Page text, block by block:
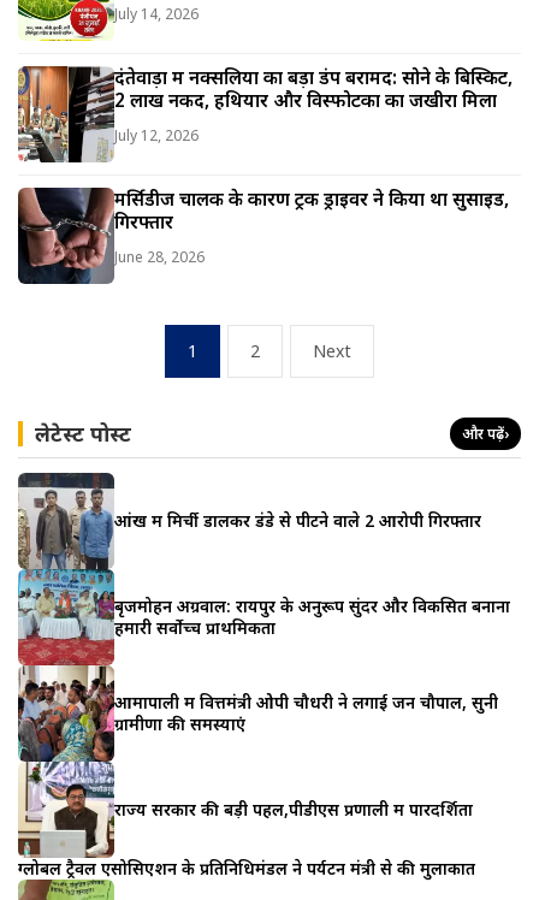
July 14, 2026
दंतेवाड़ा में नक्सलियों का बड़ा डंप बरामद: सोने के बिस्किट,
2 लाख नकद, हथियार और विस्फोटकों का जखीरा मिला
July 12, 2026
मर्सिडीज चालक के कारण ट्रक ड्राइवर ने किया था सुसाइड,
गिरफ्तार
June 28, 2026
pagination
1 2 Next
लेटेस्ट पोस्ट और पढ़ें›
आंख में मिर्ची डालकर डंडे से पीटने वाले 2 आरोपी गिरफ्तार
बृजमोहन अग्रवाल: रायपुर के अनुरूप सुंदर और विकसित बनाना
हमारी सर्वोच्च प्राथमिकता
आमापाली में वित्तमंत्री ओपी चौधरी ने लगाई जन चौपाल, सुनी
ग्रामीणों की समस्याएं
राज्य सरकार की बड़ी पहल,पीडीएस प्रणाली में पारदर्शिता
ग्लोबल ट्रैवल एसोसिएशन के प्रतिनिधिमंडल ने पर्यटन मंत्री से की मुलाकात